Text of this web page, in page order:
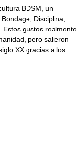
BDSM, un
Disciplina,
Estos gustos realmente
pero salieron
XX gracias a los